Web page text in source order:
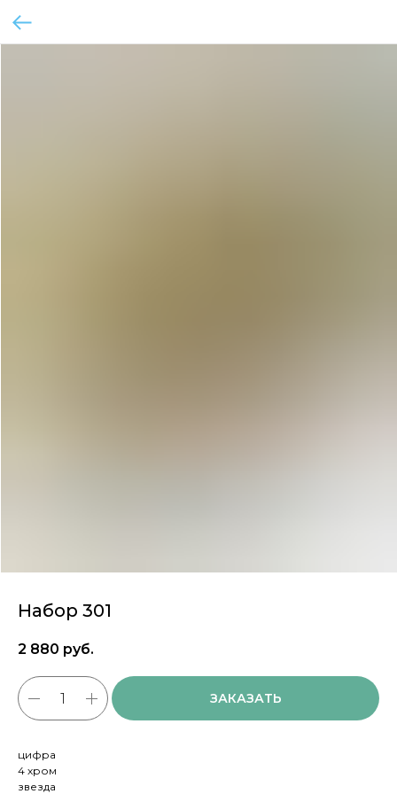
Набор 301
2 880 руб.
ЗАКАЗАТЬ
цифра
4 хром
звезда